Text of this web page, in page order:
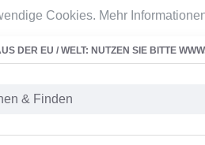
Cookies. Mehr
DER EU / WELT: NUTZEN SIE BITTE